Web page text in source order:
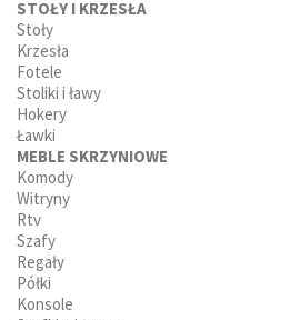
STOŁY I KRZESŁA
Stoły
Krzesła
Fotele
Stoliki i ławy
Hokery
Ławki
MEBLE SKRZYNIOWE
Komody
Witryny
Rtv
Szafy
Regały
Półki
Konsole